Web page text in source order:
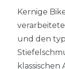
Kernige
und den
klassischen